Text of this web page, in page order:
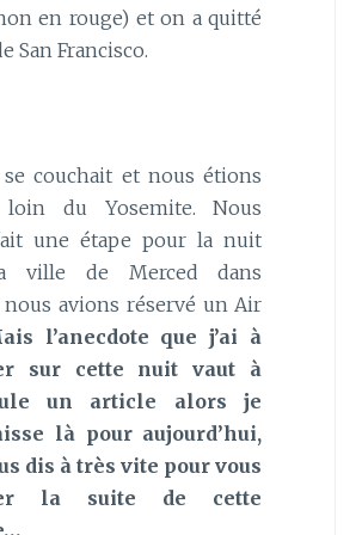
en rouge) et on a quitté
San Francisco.
couchait et nous étions
loin du Yosemite. Nous
une étape pour la nuit
ville de Merced dans
nous avions réservé un Air
l’anecdote que j’ai à
sur cette nuit vaut à
un article alors je
là pour aujourd’hui,
dis à très vite pour vous
la suite de cette